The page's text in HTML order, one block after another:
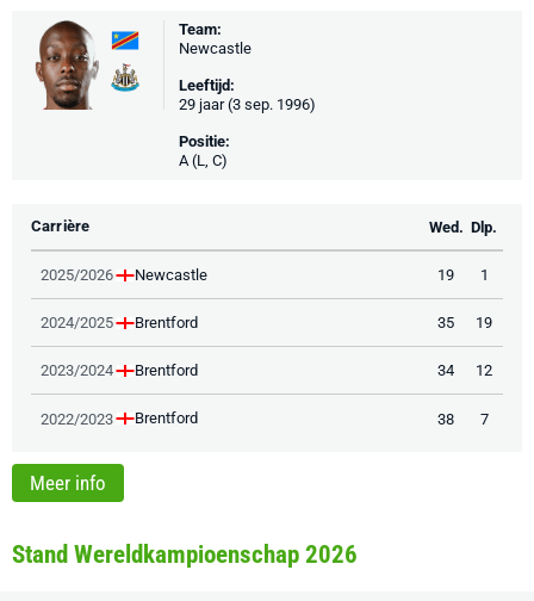
Team:
Newcastle
Leeftijd:
29 jaar (3 sep. 1996)
Positie:
A (L, C)
Carrière Wed. Dlp.
2025/2026 Newcastle 19 1
2024/2025 Brentford 35 19
2023/2024 Brentford 34 12
2022/2023 Brentford 38 7
Meer info
Stand Wereldkampioenschap 2026